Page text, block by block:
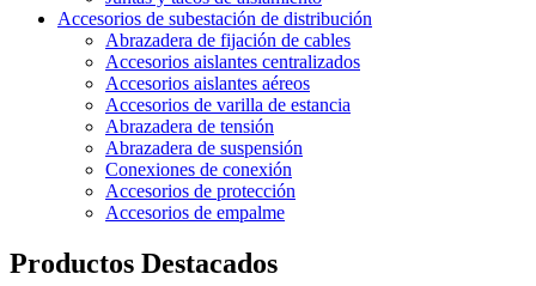
Accesorios de subestación de distribución
Abrazadera de fijación de cables
Accesorios aislantes centralizados
Accesorios aislantes aéreos
Accesorios de varilla de estancia
Abrazadera de tensión
Abrazadera de suspensión
Conexiones de conexión
Accesorios de protección
Accesorios de empalme
Productos Destacados